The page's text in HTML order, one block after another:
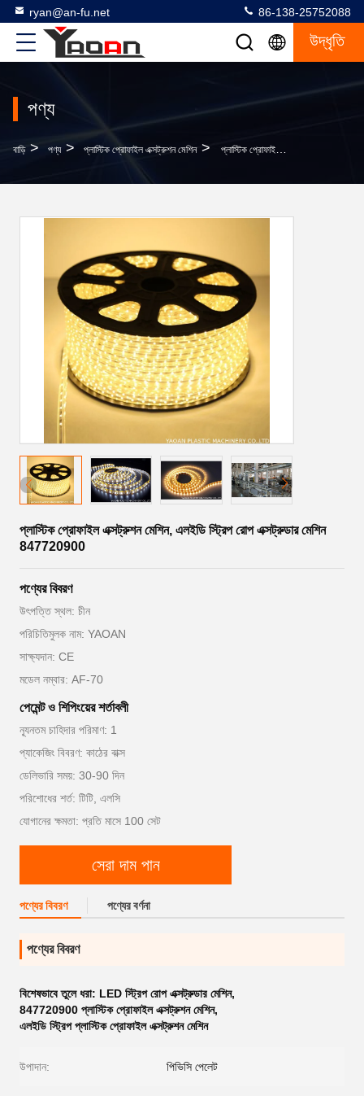
ryan@an-fu.net 86-138-25752088
উদ্ধৃতি
পণ্য
বাড়ি > পণ্য > প্লাস্টিক প্রোফাইল এক্সট্রুশন মেশিন > প্লাস্টিক প্রোফাইল এক্সট্রুশন মেশিন, এলইডি স্ট্রিপ রোপ এক্সট্রুডার মেশিন 847720900
প্লাস্টিক প্রোফাইল এক্সট্রুশন মেশিন, এলইডি স্ট্রিপ রোপ এক্সট্রুডার মেশিন
847720900
পণ্যের বিবরণ
উৎপত্তি স্থল: চীন
পরিচিতিমুলক নাম: YAOAN
সাক্ষ্যদান: CE
মডেল নম্বার: AF-70
পেমেন্ট ও শিপিংয়ের শর্তাবলী
ন্যূনতম চাহিদার পরিমাণ: 1
প্যাকেজিং বিবরণ: কাঠের বাক্স
ডেলিভারি সময়: 30-90 দিন
পরিশোধের শর্ত: টিটি, এলসি
যোগানের ক্ষমতা: প্রতি মাসে 100 সেট
সেরা দাম পান
পণ্যের বিবরণ পণ্যের বর্ণনা
পণ্যের বিবরণ
বিশেষভাবে তুলে ধরা: LED স্ট্রিপ রোপ এক্সট্রুডার মেশিন,
847720900 প্লাস্টিক প্রোফাইল এক্সট্রুশন মেশিন,
এলইডি স্ট্রিপ প্লাস্টিক প্রোফাইল এক্সট্রুশন মেশিন
উপাদান: পিভিসি পেলেট